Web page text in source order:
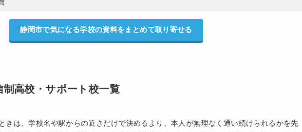
静岡市で気になる学校の資料をまとめて取り寄せる
高校・サポート校一覧
きは、学校名や駅からの近さだけで決めるより、本人が無理なく通い続けられるかを先